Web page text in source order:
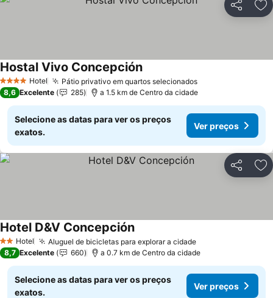
Partilhar
4 EstrelasHotel Pátio privativo em quartos selecionadosVer preços
Hostal Vivo ConcepciónVer preços
8,6 Excelente 285 a 1.5 km de Centro da cidade
Selecione as datas para ver os preços
exatos.
Ver preços
Partilhar
2 Estrelas
Hotel Aluguel de bicicletas para explorar a cidadeVer preços
Hotel D&V ConcepciónVer preços
8,7 Excelente 660 a 0.7 km de Centro da cidade
Selecione as datas para ver os preços
exatos.
Ver preços